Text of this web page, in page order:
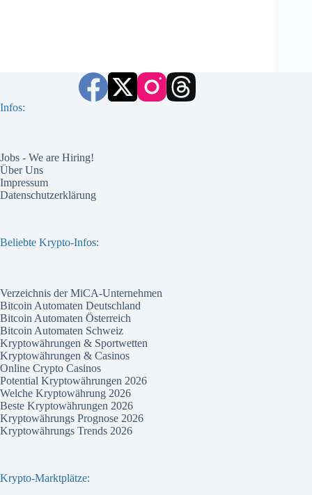
Infos:
Jobs - We are Hiring!
Über Uns
Impressum
Datenschutzerklärung
Beliebte Krypto-Infos:
Verzeichnis der MiCA-Unternehmen
Bitcoin Automaten Deutschland
Bitcoin Automaten Österreich
Bitcoin Automaten Schweiz
Kryptowährungen & Sportwetten
Kryptowährungen & Casinos
Online Crypto Casinos
Potential Kryptowährungen 2026
Welche Kryptowährung 2026
Beste Kryptowährungen 2026
Kryptowährungs Prognose 2026
Kryptowährungs Trends 2026
Krypto-Marktplätze: